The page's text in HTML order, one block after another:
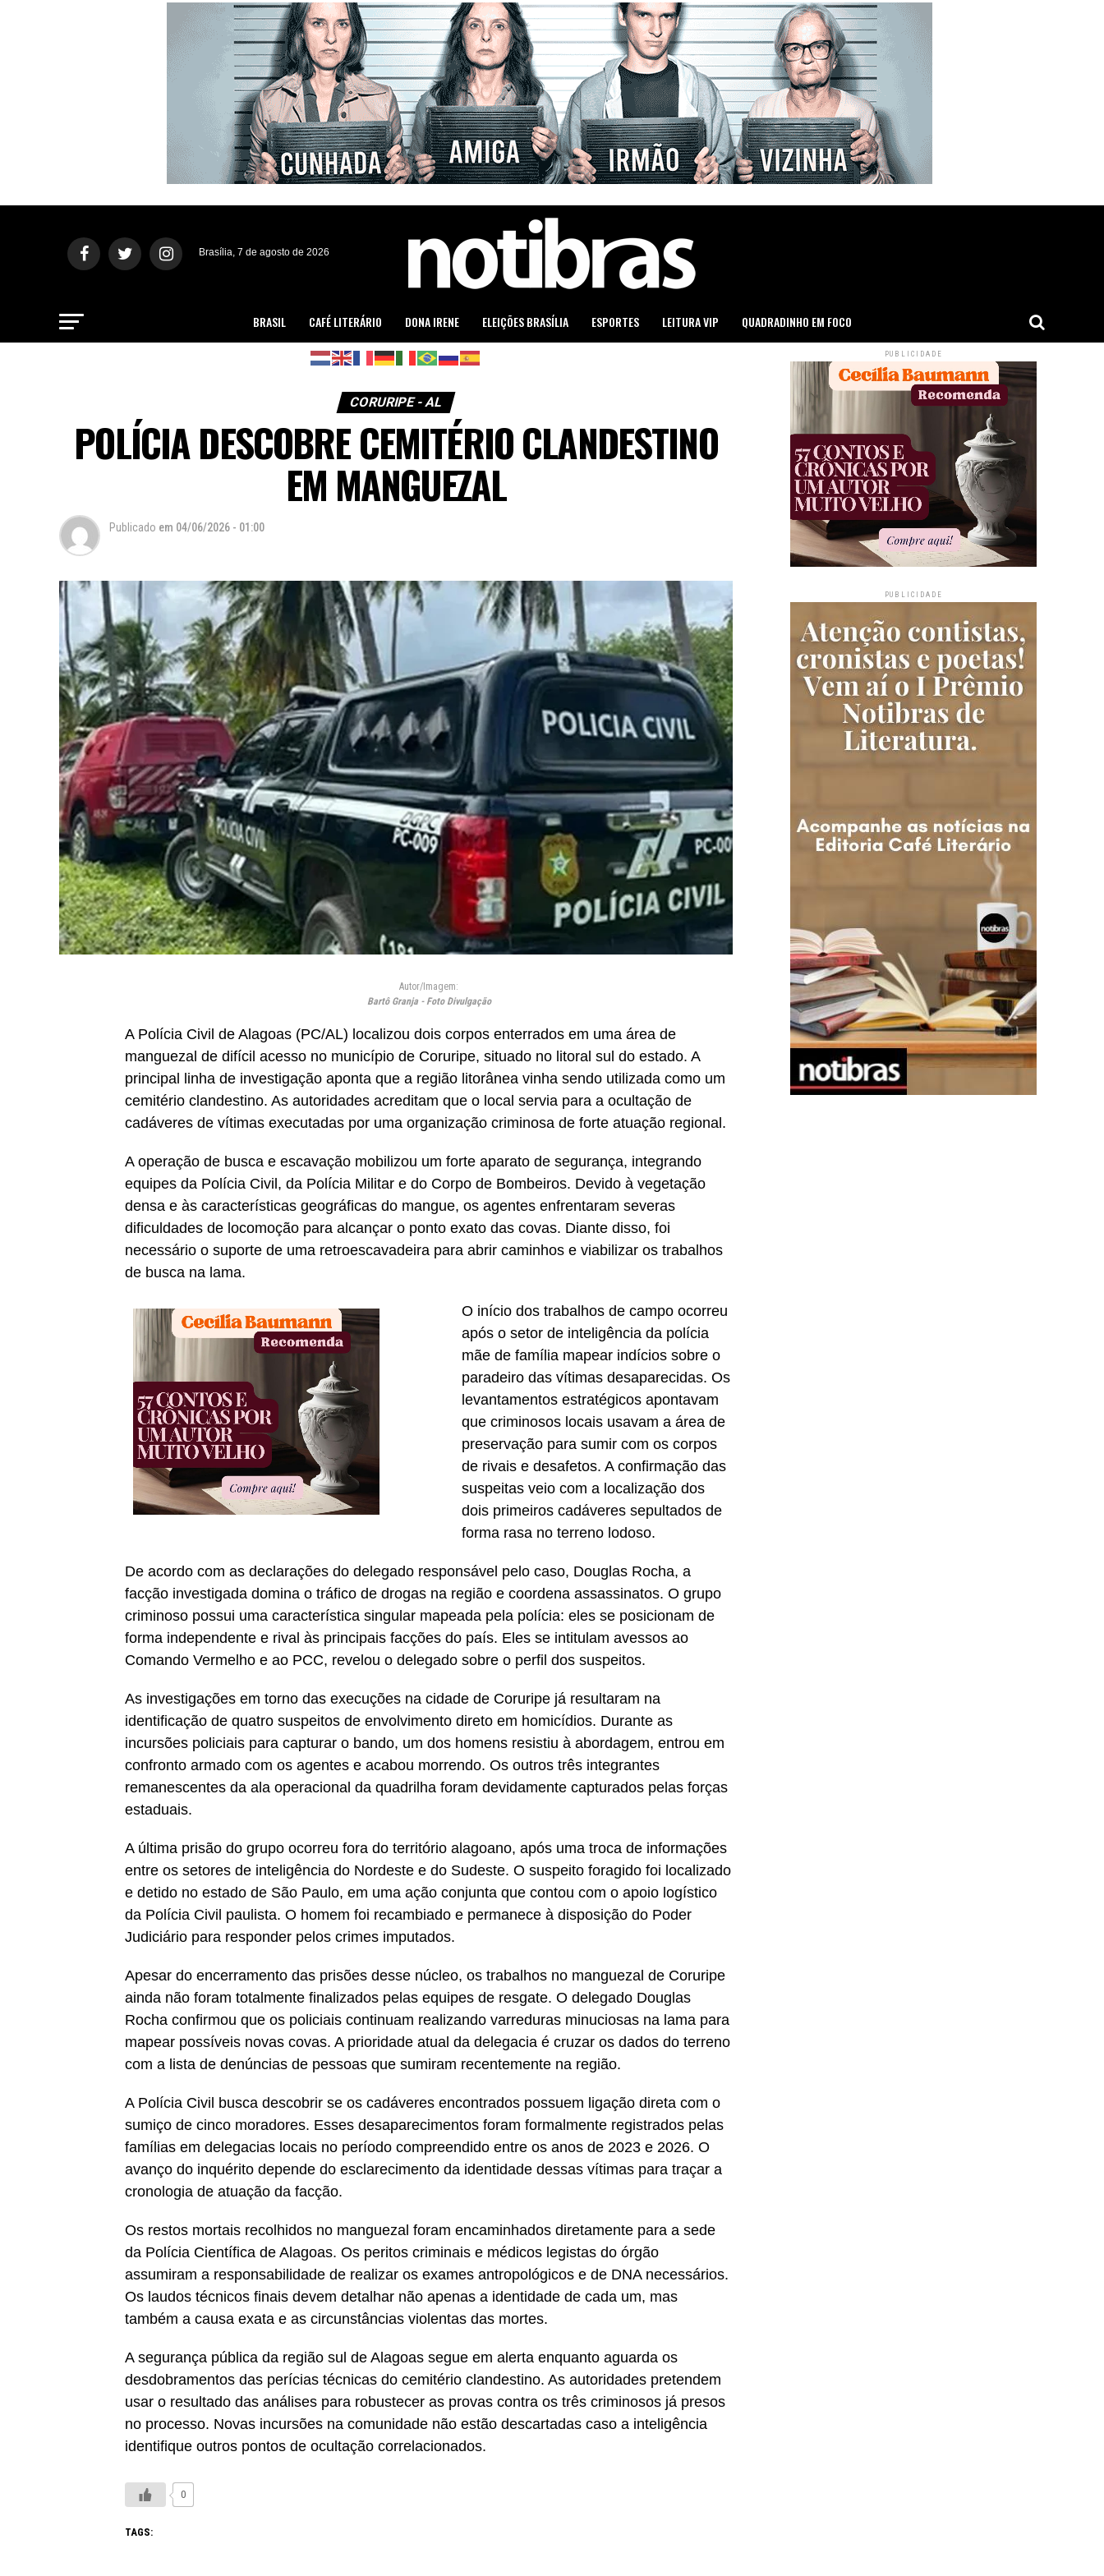
Brasília, 7 de agosto de 2026
BRASIL CAFÉ LITERÁRIO DONA IRENE ELEIÇÕES BRASÍLIA ESPORTES LEITURA VIP QUADRADINHO EM FOCO
CORURIPE - AL
POLÍCIA DESCOBRE CEMITÉRIO CLANDESTINO
EM MANGUEZAL
Publicado em 04/06/2026 - 01:00
Autor/Imagem:
Bartô Granja - Foto Divulgação
A Polícia Civil de Alagoas (PC/AL) localizou dois corpos enterrados em uma área de
manguezal de difícil acesso no município de Coruripe, situado no litoral sul do estado. A
principal linha de investigação aponta que a região litorânea vinha sendo utilizada como um
cemitério clandestino. As autoridades acreditam que o local servia para a ocultação de
cadáveres de vítimas executadas por uma organização criminosa de forte atuação regional.
A operação de busca e escavação mobilizou um forte aparato de segurança, integrando
equipes da Polícia Civil, da Polícia Militar e do Corpo de Bombeiros. Devido à vegetação
densa e às características geográficas do mangue, os agentes enfrentaram severas
dificuldades de locomoção para alcançar o ponto exato das covas. Diante disso, foi
necessário o suporte de uma retroescavadeira para abrir caminhos e viabilizar os trabalhos
de busca na lama.
O início dos trabalhos de campo ocorreu
após o setor de inteligência da polícia
mãe de família mapear indícios sobre o
paradeiro das vítimas desaparecidas. Os
levantamentos estratégicos apontavam
que criminosos locais usavam a área de
preservação para sumir com os corpos
de rivais e desafetos. A confirmação das
suspeitas veio com a localização dos
dois primeiros cadáveres sepultados de
forma rasa no terreno lodoso.
De acordo com as declarações do delegado responsável pelo caso, Douglas Rocha, a
facção investigada domina o tráfico de drogas na região e coordena assassinatos. O grupo
criminoso possui uma característica singular mapeada pela polícia: eles se posicionam de
forma independente e rival às principais facções do país. Eles se intitulam avessos ao
Comando Vermelho e ao PCC, revelou o delegado sobre o perfil dos suspeitos.
As investigações em torno das execuções na cidade de Coruripe já resultaram na
identificação de quatro suspeitos de envolvimento direto em homicídios. Durante as
incursões policiais para capturar o bando, um dos homens resistiu à abordagem, entrou em
confronto armado com os agentes e acabou morrendo. Os outros três integrantes
remanescentes da ala operacional da quadrilha foram devidamente capturados pelas forças
estaduais.
A última prisão do grupo ocorreu fora do território alagoano, após uma troca de informações
entre os setores de inteligência do Nordeste e do Sudeste. O suspeito foragido foi localizado
e detido no estado de São Paulo, em uma ação conjunta que contou com o apoio logístico
da Polícia Civil paulista. O homem foi recambiado e permanece à disposição do Poder
Judiciário para responder pelos crimes imputados.
Apesar do encerramento das prisões desse núcleo, os trabalhos no manguezal de Coruripe
ainda não foram totalmente finalizados pelas equipes de resgate. O delegado Douglas
Rocha confirmou que os policiais continuam realizando varreduras minuciosas na lama para
mapear possíveis novas covas. A prioridade atual da delegacia é cruzar os dados do terreno
com a lista de denúncias de pessoas que sumiram recentemente na região.
A Polícia Civil busca descobrir se os cadáveres encontrados possuem ligação direta com o
sumiço de cinco moradores. Esses desaparecimentos foram formalmente registrados pelas
famílias em delegacias locais no período compreendido entre os anos de 2023 e 2026. O
avanço do inquérito depende do esclarecimento da identidade dessas vítimas para traçar a
cronologia de atuação da facção.
Os restos mortais recolhidos no manguezal foram encaminhados diretamente para a sede
da Polícia Científica de Alagoas. Os peritos criminais e médicos legistas do órgão
assumiram a responsabilidade de realizar os exames antropológicos e de DNA necessários.
Os laudos técnicos finais devem detalhar não apenas a identidade de cada um, mas
também a causa exata e as circunstâncias violentas das mortes.
A segurança pública da região sul de Alagoas segue em alerta enquanto aguarda os
desdobramentos das perícias técnicas do cemitério clandestino. As autoridades pretendem
usar o resultado das análises para robustecer as provas contra os três criminosos já presos
no processo. Novas incursões na comunidade não estão descartadas caso a inteligência
identifique outros pontos de ocultação correlacionados.
0
TAGS:
PUBLICIDADE
PUBLICIDADE